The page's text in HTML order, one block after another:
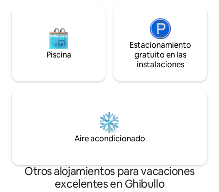
Piscina
Estacionamiento
gratuito en las
instalaciones
Aire acondicionado
Otros alojamientos para vacaciones
excelentes en Ghibullo